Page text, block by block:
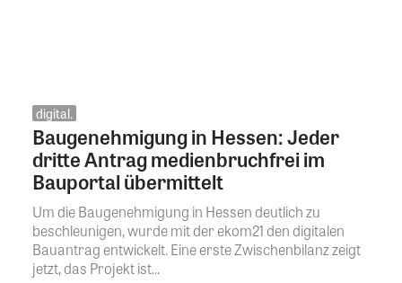
digital.
Baugenehmigung in Hessen: Jeder
dritte Antrag medienbruchfrei im
Bauportal übermittelt
Um die Baugenehmigung in Hessen deutlich zu
beschleunigen, wurde mit der ekom21 den digitalen
Bauantrag entwickelt. Eine erste Zwischenbilanz zeigt
jetzt, das Projekt ist...